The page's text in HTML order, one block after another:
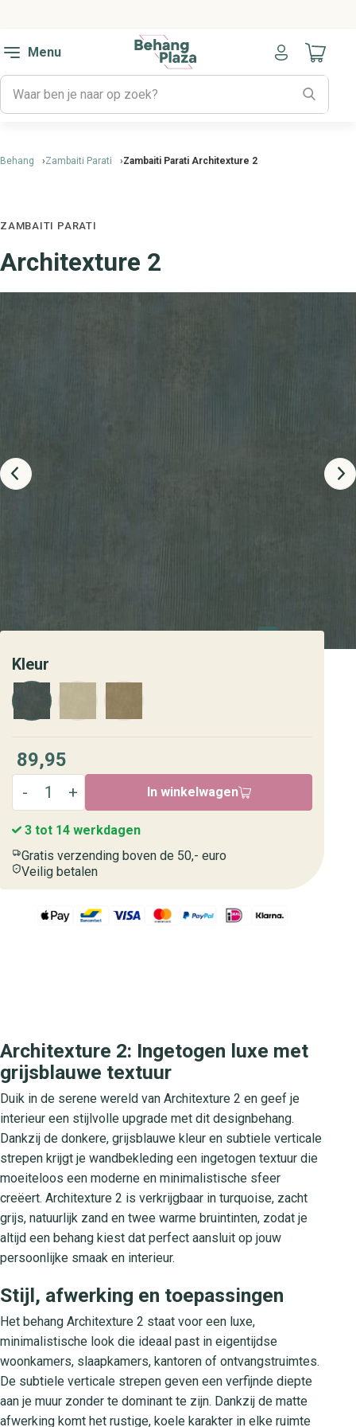
Menu
Naar
Behang Zambaiti Parati Zambaiti Parati Architexture 2
ZAMBAITI PARATI
Architexture 2
Kleur
89,95
In winkelwagen
3 tot 14 werkdagen
Gratis verzending boven de 50,- euro
Veilig betalen
Architexture 2: Ingetogen luxe met
grijsblauwe textuur
Duik in de serene wereld van Architexture 2 en geef je
interieur een stijlvolle upgrade met dit designbehang.
Dankzij de donkere, grijsblauwe kleur en subtiele verticale
strepen krijgt je wandbekleding een ingetogen textuur die
moeiteloos een moderne en minimalistische sfeer
creëert. Architexture 2 is verkrijgbaar in turquoise, zacht
grijs, natuurlijk zand en twee warme bruintinten, zodat je
altijd een behang kiest dat perfect aansluit op jouw
persoonlijke smaak en interieur.
Stijl, afwerking en toepassingen
Het behang Architexture 2 staat voor een luxe,
minimalistische look die ideaal past in eigentijdse
woonkamers, slaapkamers, kantoren of ontvangstruimtes.
De subtiele verticale strepen geven een verfijnde diepte
aan je muur zonder te dominant te zijn. Dankzij de matte
afwerking komt het rustige, koele karakter in elke ruimte